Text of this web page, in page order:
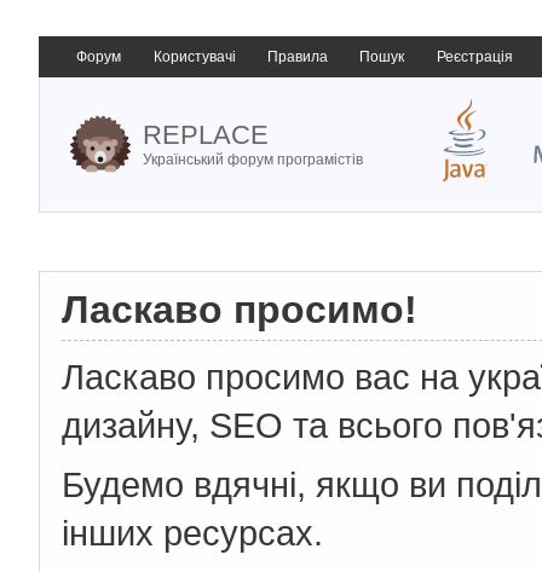
Форум Користувачі Правила Пошук Реєстрація
REPLACE
Український форум програмістів
Ласкаво просимо!
Ласкаво просимо вас на
дизайну, SEO та всього
Будемо вдячні, якщо ви
інших ресурсах.